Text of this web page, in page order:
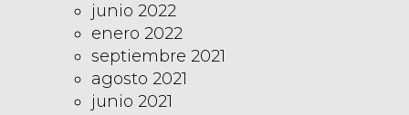
junio 2022
enero 2022
septiembre 2021
agosto 2021
junio 2021